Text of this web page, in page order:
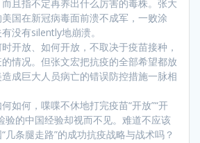
且指不定再养出什么厉害的毒株。张大
国在新冠病毒面前溃不成军，一败涂
没有silently地崩溃。
开放、如何开放，不取决于疫苗接种，
情况。但张文宏把抗疫的全部希望都放
成巨大人员病亡的错误防控措施一脉相
如何，喋喋不休地打完疫苗“开放”“开
验的中国经验却视而不见。难道不应该
几条腿走路”的成功抗疫战略与战术吗？